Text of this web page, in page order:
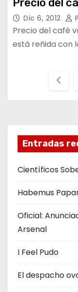
Precio del
Dic 6, 2012
Precio del café
está reñida con
e
i
ó
Entradas
Científicos
Habemus
Oficial:
Arsenal
I Feel Pudo
El despacho